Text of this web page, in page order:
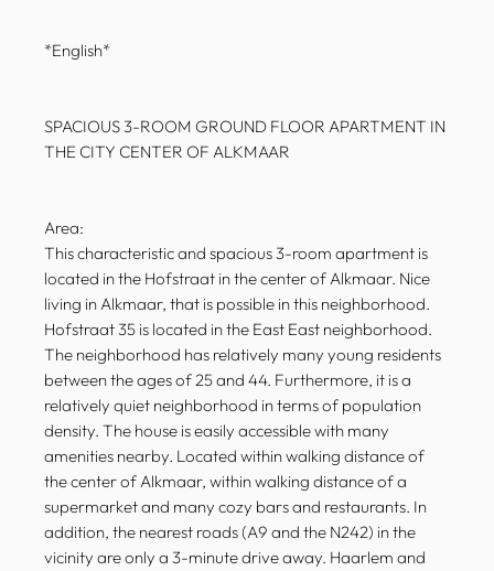
*English*
SPACIOUS 3-ROOM GROUND FLOOR APARTMENT IN
THE CITY CENTER OF ALKMAAR
Area:
This characteristic and spacious 3-room apartment is
located in the Hofstraat in the center of Alkmaar. Nice
living in Alkmaar, that is possible in this neighborhood.
Hofstraat 35 is located in the East East neighborhood.
The neighborhood has relatively many young residents
between the ages of 25 and 44. Furthermore, it is a
relatively quiet neighborhood in terms of population
density. The house is easily accessible with many
amenities nearby. Located within walking distance of
the center of Alkmaar, within walking distance of a
supermarket and many cozy bars and restaurants. In
addition, the nearest roads (A9 and the N242) in the
vicinity are only a 3-minute drive away. Haarlem and